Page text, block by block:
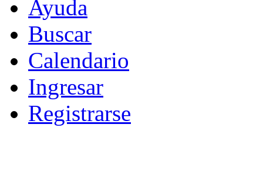
Ayuda
Buscar
Calendario
Ingresar
Registrarse